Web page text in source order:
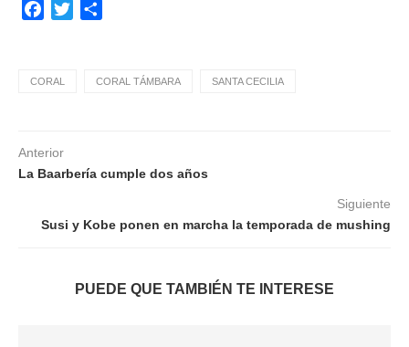
Facebook
Twitter
CORAL CORAL TÁMBARA SANTA CECILIA
Anterior
La Baarbería cumple dos años
Siguiente
Susi y Kobe ponen en marcha la temporada de mushing
PUEDE QUE TAMBIÉN TE INTERESE